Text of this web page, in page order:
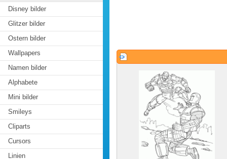
Disney bilder
Glitzer bilder
Ostern bilder
Wallpapers
Namen bilder
Alphabete
Mini bilder
Smileys
Cliparts
Cursors
Linien